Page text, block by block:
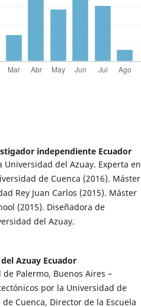
independiente Ecuador
del Azuay. Experta en
de Cuenca (2016). Máster
Rey Juan Carlos (2015). Máster
(2015). Diseñadora de
del Azuay.
Azuay Ecuador
Palermo, Buenos Aires –
por la Universidad de
Cuenca, Director de la Escuela